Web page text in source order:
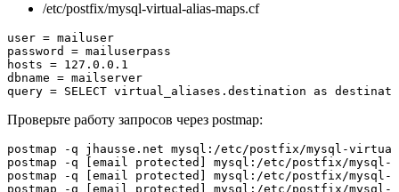
/etc/postfix/mysql-virtual-alias-maps.cf
user = mailuser
password = mailuserpass
hosts = 127.0.0.1
dbname = mailserver
query = SELECT virtual_aliases.destination as
Проверьте работу запросов через postmap:
postmap -q jhausse.net mysql:/etc/postfix/mysql-
postmap -q [email protected] mysql:/etc/postfix/mysql-
postmap -q [email protected] mysql:/etc/postfix/
postmap -q [email protected] mysql:/etc/postfix/